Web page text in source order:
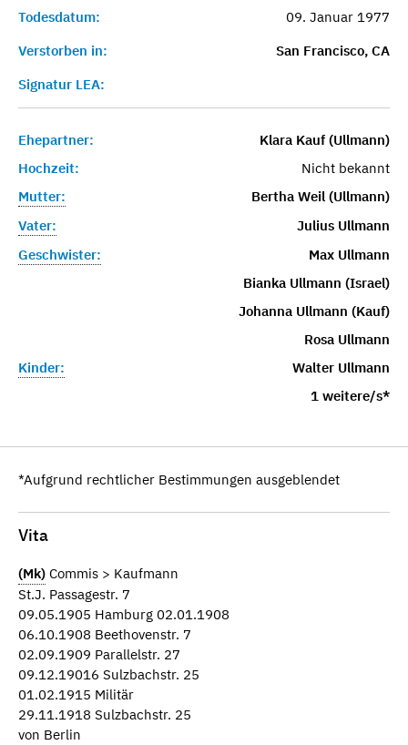
Todesdatum:
09. Januar 1977
Verstorben in:
San Francisco, CA
Signatur LEA:
Ehepartner:
Klara Kauf (Ullmann)
Hochzeit:
Nicht bekannt
Mutter:
Bertha Weil (Ullmann)
Vater:
Julius Ullmann
Geschwister:
Max Ullmann
Bianka Ullmann (Israel)
Johanna Ullmann (Kauf)
Rosa Ullmann
Kinder:
Walter Ullmann
1 weitere/s*
*Aufgrund rechtlicher Bestimmungen ausgeblendet
Vita
(Mk) Commis > Kaufmann
St.J. Passagestr. 7
09.05.1905 Hamburg 02.01.1908
06.10.1908 Beethovenstr. 7
02.09.1909 Parallelstr. 27
09.12.19016 Sulzbachstr. 25
01.02.1915 Militär
29.11.1918 Sulzbachstr. 25
von Berlin